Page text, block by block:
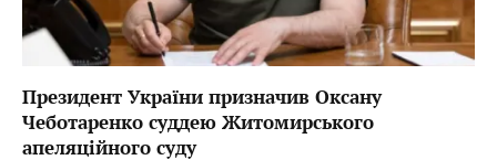
Президент України призначив Оксану
Чеботаренко суддею Житомирського
апеляційного суду